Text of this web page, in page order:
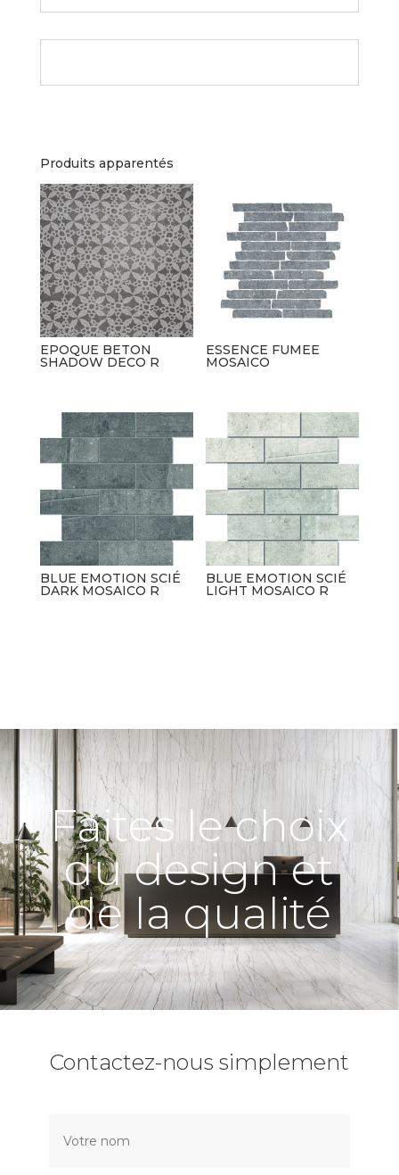
Produits apparentés
EPOQUE BETON
SHADOW DECO R
ESSENCE FUMEE
MOSAICO
BLUE EMOTION SCIÉ
DARK MOSAICO R
BLUE EMOTION SCIÉ
LIGHT MOSAICO R
Faites le choix
du design et
de la qualité
Contactez-nous simplement